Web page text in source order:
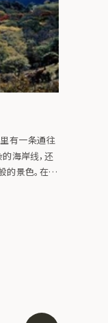
有一条通往
海岸线，还
的景色。在大